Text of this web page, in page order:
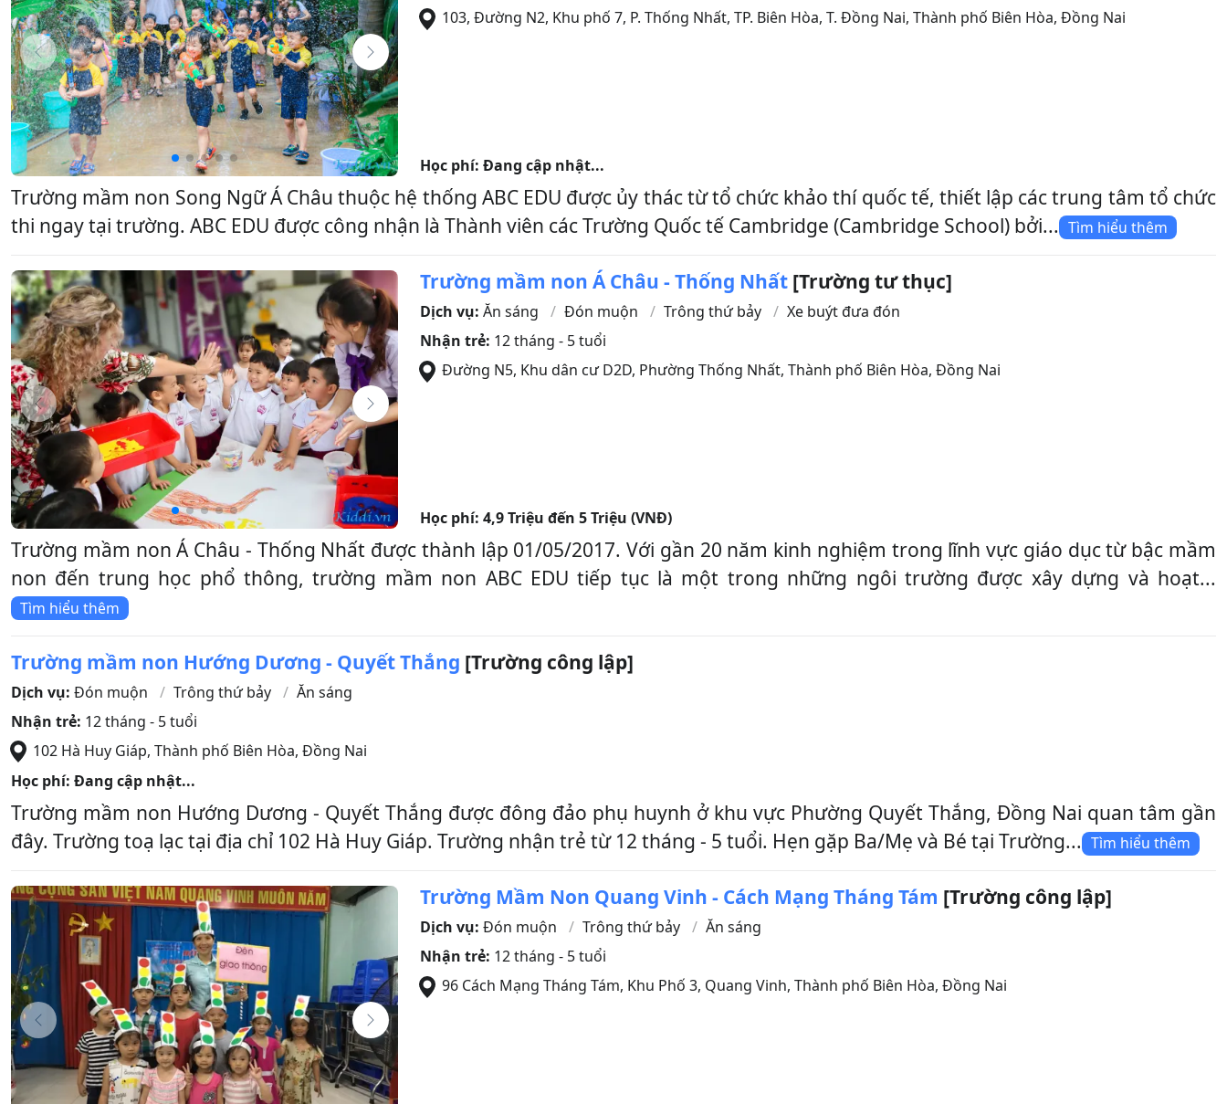
103, Đường N2, Khu phố 7, P. Thống Nhất, TP. Biên Hòa, T. Đồng Nai, Thành phố Biên Hòa, Đồng Nai
Học phí: Đang cập nhật...
Trường mầm non Song Ngữ Á Châu thuộc hệ thống ABC EDU được ủy thác từ tổ chức khảo thí quốc tế, thiết lập các trung tâm tổ chức
thi ngay tại trường. ABC EDU được công nhận là Thành viên các Trường Quốc tế Cambridge (Cambridge School) bởi... Tìm hiểu thêm
Trường mầm non Á Châu - Thống Nhất[Trường tư thục]
Dịch vụ: Ăn sáng Đón muộn Trông thứ bảy
Xe buýt đưa đón
Nhận trẻ: 12 tháng - 5 tuổi
Đường N5, Khu dân cư D2D, Phường Thống Nhất, Thành phố Biên Hòa, Đồng Nai
Học phí: 4,9 Triệu đến 5 Triệu (VNĐ)
Trường mầm non Á Châu - Thống Nhất được thành lập 01/05/2017. Với gần 20 năm kinh nghiệm trong lĩnh vực giáo dục từ bậc mầm
non đến trung học phổ thông, trường mầm non ABC EDU tiếp tục là một trong những ngôi trường được xây dựng và hoạt...
Tìm hiểu thêm
Trường mầm non Hướng Dương - Quyết Thắng [Trường công lập]
Dịch vụ: Đón muộn Trông thứ bảy
Ăn sáng
Nhận trẻ: 12 tháng - 5 tuổi
102 Hà Huy Giáp, Thành phố Biên Hòa, Đồng Nai
Học phí: Đang cập nhật...
Trường mầm non Hướng Dương - Quyết Thắng được đông đảo phụ huynh ở khu vực Phường Quyết Thắng, Đồng Nai quan tâm gần
đây. Trường toạ lạc tại địa chỉ 102 Hà Huy Giáp. Trường nhận trẻ từ 12 tháng - 5 tuổi. Hẹn gặp Ba/Mẹ và Bé tại Trường... Tìm hiểu thêm
Trường Mầm Non Quang Vinh - Cách Mạng Tháng Tám [Trường công lập]
Dịch vụ: Đón muộn Trông thứ bảy
Ăn sáng
Nhận trẻ: 12 tháng - 5 tuổi
96 Cách Mạng Tháng Tám, Khu Phố 3, Quang Vinh, Thành phố Biên Hòa, Đồng Nai